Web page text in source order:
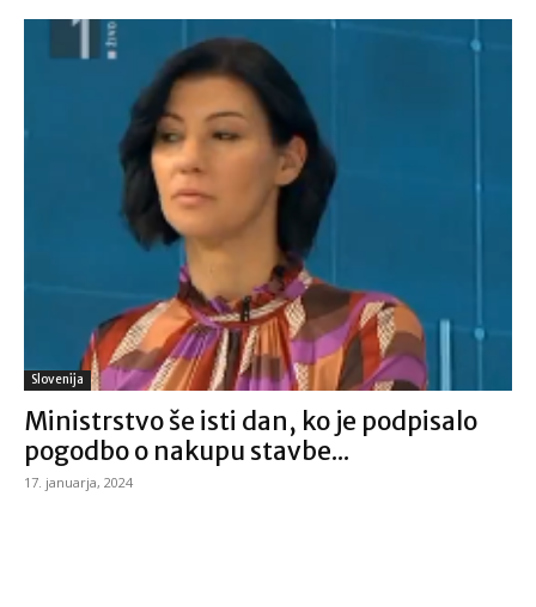
Slovenija
Ministrstvo še isti dan, ko je podpisalo
pogodbo o nakupu stavbe...
17. januarja, 2024